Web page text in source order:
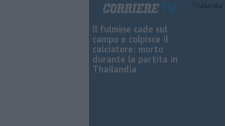
Il fulmine cade sul
campo e colpisce il
calciatore: morto
durante la partita in
Thailandia